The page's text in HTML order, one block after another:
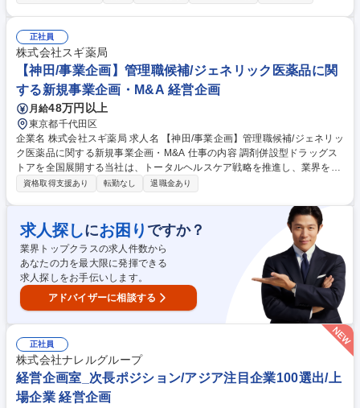
上・費用など数字の管理 ■マーケット出展及び国内外マーケットへの参加
■新規取引先の開拓、既存の取引先との関係強化 ■新作・旧作における取
引先との販売交渉 ■企画へのマーケット情報のフィードバック ※企画の段
階から作品に参画し、意見も出して頂きながら、作品にコミットできるの
が魅力 募集職種 実写/アニメーション映画の海外セールス リモート有/フレ
ックス◎
正社員
株式会社スギ薬局
【神田/事業企画】管理職候補/ジェネリック医薬品に関
する新規事業企画・M&A 経営企画
月給48万円以上
東京都千代田区
企業名 株式会社スギ薬局 求人名 【神田/事業企画】管理職候補/ジェネリッ
ク医薬品に関する新規事業企画・M&A 仕事の内容 調剤併設型ドラッグス
トアを全国展開する当社は、トータルヘルスケア戦略を推進し、業界をリ
ードしています。そんな当社にて、事業企画としてジェネリック医薬品に
ネリック業界の動向を踏まえた新規事業・提携戦略の立案 ■OEM・共同開
発・原薬調達など新たな事業モデルの企画設計 ■経営層向けの戦略提案・
投資稟議資料の作成 ■内外関係者との調整およびプロジェクト推進 募集職
種 【神田/事業企画】管理職候補/ジェネリック医薬品に関する新規事業企
画・M&A
資格取得支援あり 転勤なし 退職金あり
求人探しにお困り ですか？
業界トップクラスの求人件数から
あなたの力を最大限に発揮できる
求人探しをお手伝いします。
アドバイザーに相談する
正社員
株式会社ナレルグループ
経営企画室_次長ポジション/アジア注目企業100選出/上
場企業 経営企画